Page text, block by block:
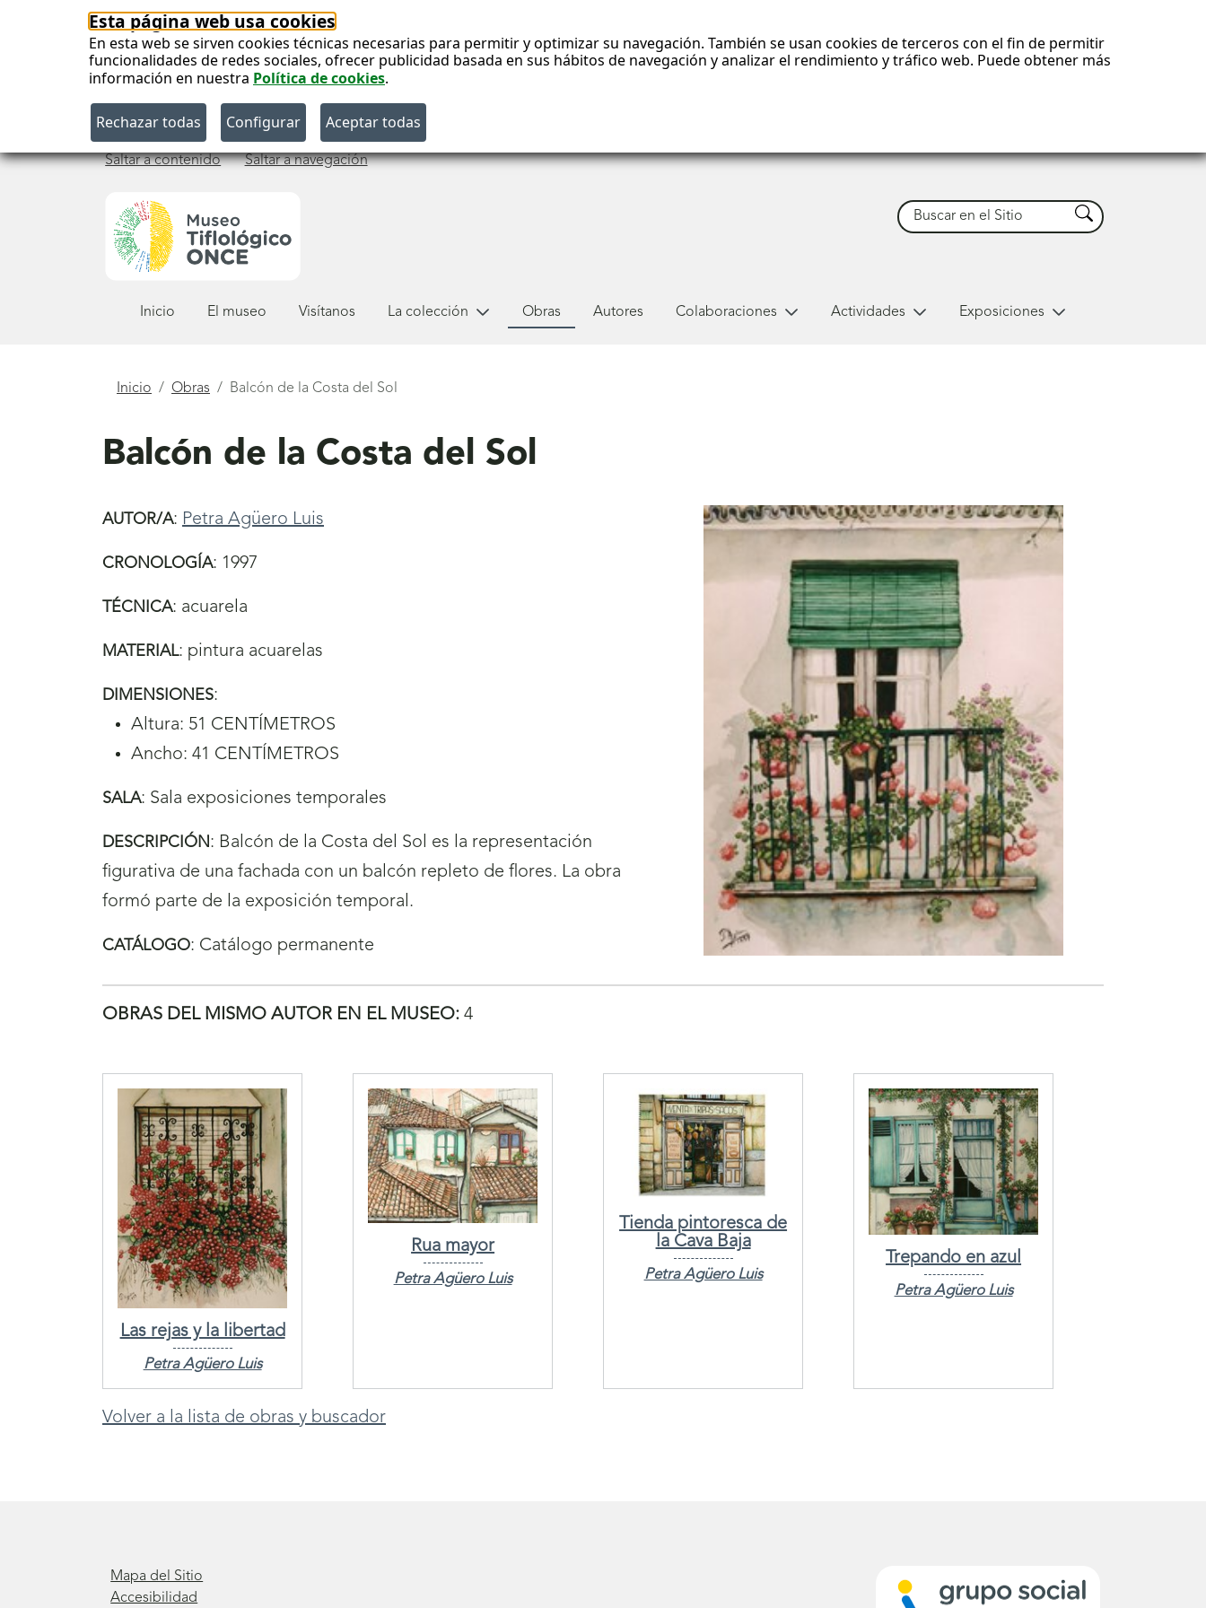
Esta página web usa cookies
En esta web se sirven cookies técnicas necesarias para permitir y optimizar su navegación. También se usan cookies de terceros con el fin de permitir
funcionalidades de redes sociales, ofrecer publicidad basada en sus hábitos de navegación y analizar el rendimiento y tráfico web. Puede obtener más
información en nuestra Política de cookies.
Saltar a contenido Saltar a navegación
Buscar Buscar
Inicio El museo Visítanos La colección Obras Autores Colaboraciones Actividades Exposiciones
Está
Inicio Obras Balcón de la Costa del Sol
Balcón de la Costa del Sol
AUTOR/A: Petra Agüero Luis
CRONOLOGÍA: 1997
TÉCNICA: acuarela
MATERIAL: pintura acuarelas
DIMENSIONES:
Altura: 51 CENTÍMETROS
Ancho: 41 CENTÍMETROS
SALA: Sala exposiciones temporales
DESCRIPCIÓN: Balcón de la Costa del Sol es la representación
figurativa de una fachada con un balcón repleto de flores. La obra
formó parte de la exposición temporal.
CATÁLOGO: Catálogo permanente
OBRAS DEL MISMO AUTOR EN EL MUSEO: 4
Las rejas y la libertad
Petra Agüero Luis
Rua mayor
Petra Agüero Luis
Tienda pintoresca de
la Cava Baja
Petra Agüero Luis
Trepando en azul
Petra Agüero Luis
Volver a la lista de obras y buscador
Mapa del Sitio
Accesibilidad